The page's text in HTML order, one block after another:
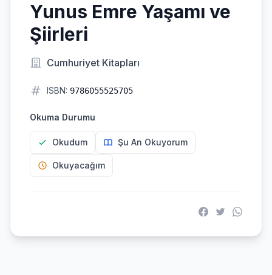
Yunus Emre Yaşamı ve
Şiirleri
Cumhuriyet Kitapları
ISBN: 9786055525705
Okuma Durumu
Okudum Şu An Okuyorum
Okuyacağım